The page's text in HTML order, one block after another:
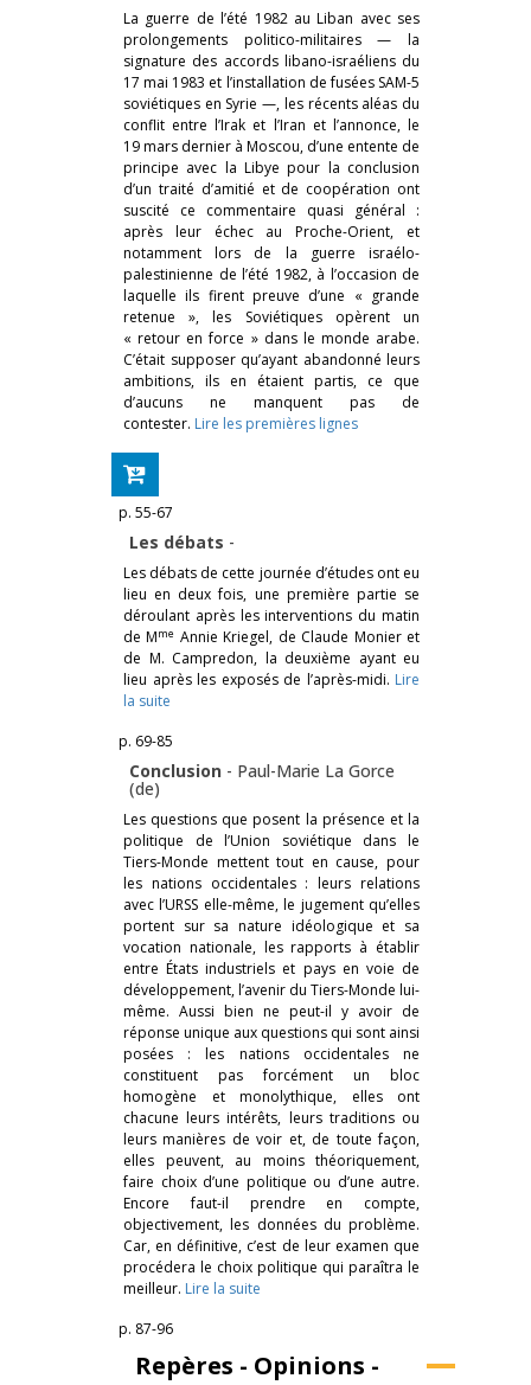
La guerre de l’été 1982 au Liban avec ses
prolongements politico-militaires — la
signature des accords libano-israéliens du
17 mai 1983 et l’installation de fusées SAM-5
soviétiques en Syrie —, les récents aléas du
conflit entre l’Irak et l’Iran et l’annonce, le
19 mars dernier à Moscou, d’une entente de
principe avec la Libye pour la conclusion
d’un traité d’amitié et de coopération ont
suscité ce commentaire quasi général :
après leur échec au Proche-Orient, et
notamment lors de la guerre israélo-
palestinienne de l’été 1982, à l’occasion de
laquelle ils firent preuve d’une « grande
retenue », les Soviétiques opèrent un
« retour en force » dans le monde arabe.
C’était supposer qu’ayant abandonné leurs
ambitions, ils en étaient partis, ce que
d’aucuns ne manquent pas de
contester. Lire les premières lignes
p. 55-67
Les débats -
Les débats de cette journée d’études ont eu
lieu en deux fois, une première partie se
déroulant après les interventions du matin
de Mme Annie Kriegel, de Claude Monier et
de M. Campredon, la deuxième ayant eu
lieu après les exposés de l’après-midi. Lire
la suite
p. 69-85
Conclusion - Paul-Marie La Gorce
(de)
Les questions que posent la présence et la
politique de l’Union soviétique dans le
Tiers-Monde mettent tout en cause, pour
les nations occidentales : leurs relations
avec l’URSS elle-même, le jugement qu’elles
portent sur sa nature idéologique et sa
vocation nationale, les rapports à établir
entre États industriels et pays en voie de
développement, l’avenir du Tiers-Monde lui-
même. Aussi bien ne peut-il y avoir de
réponse unique aux questions qui sont ainsi
posées : les nations occidentales ne
constituent pas forcément un bloc
homogène et monolythique, elles ont
chacune leurs intérêts, leurs traditions ou
leurs manières de voir et, de toute façon,
elles peuvent, au moins théoriquement,
faire choix d’une politique ou d’une autre.
Encore faut-il prendre en compte,
objectivement, les données du problème.
Car, en définitive, c’est de leur examen que
procédera le choix politique qui paraîtra le
meilleur. Lire la suite
p. 87-96
Repères - Opinions -